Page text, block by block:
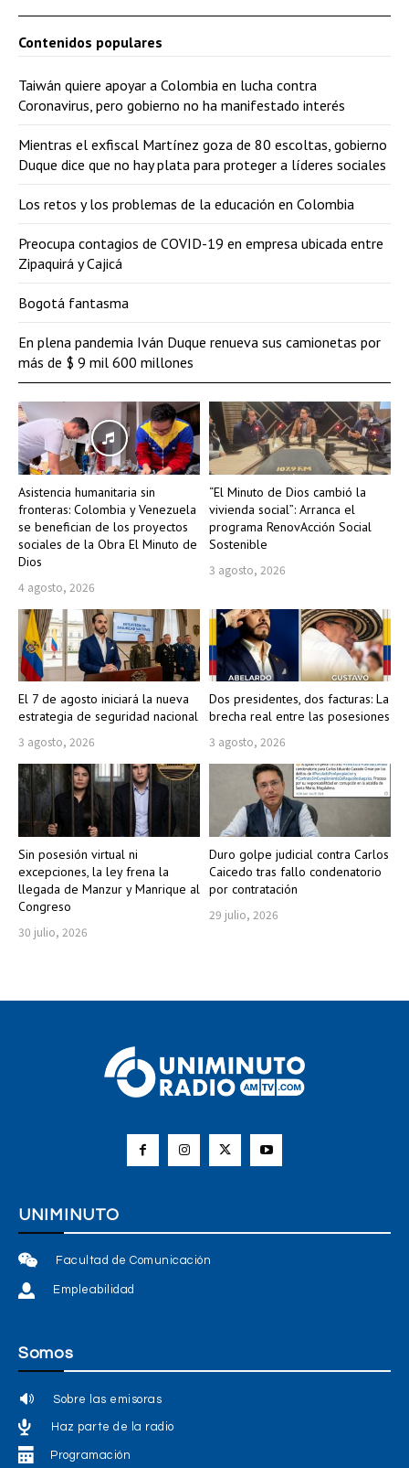
Asistencia humanitaria sin
fronteras: Colombia y Venezuela
se benefician de los proyectos
sociales de la Obra El Minuto de
Dios
4 agosto, 2026
“El Minuto de Dios cambió la
vivienda social”: Arranca el
programa RenovAcción Social
Sostenible
3 agosto, 2026
El 7 de agosto iniciará la nueva
estrategia de seguridad nacional
3 agosto, 2026
Dos presidentes, dos facturas: La
brecha real entre las posesiones
3 agosto, 2026
Sin posesión virtual ni
excepciones, la ley frena la
llegada de Manzur y Manrique al
Congreso
30 julio, 2026
Duro golpe judicial contra Carlos
Caicedo tras fallo condenatorio
por contratación
29 julio, 2026
Contenidos populares
Taiwán quiere apoyar a Colombia en lucha contra
Coronavirus, pero gobierno no ha manifestado interés
Mientras el exfiscal Martínez goza de 80 escoltas, gobierno
Duque dice que no hay plata para proteger a líderes sociales
Los retos y los problemas de la educación en Colombia
Preocupa contagios de COVID-19 en empresa ubicada entre
Zipaquirá y Cajicá
Bogotá fantasma
En plena pandemia Iván Duque renueva sus camionetas por
más de $ 9 mil 600 millones
UNIMINUTO
Facultad de Comunicación
Empleabilidad
Somos
Sobre las emisoras
Haz parte de la radio
Programación